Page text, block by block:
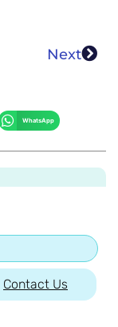
Next
WhatsApp
Contact Us